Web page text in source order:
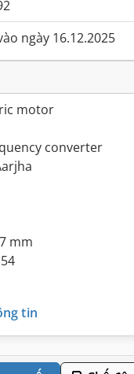
ngày 16.12.2025
motor
converter
mm
tin